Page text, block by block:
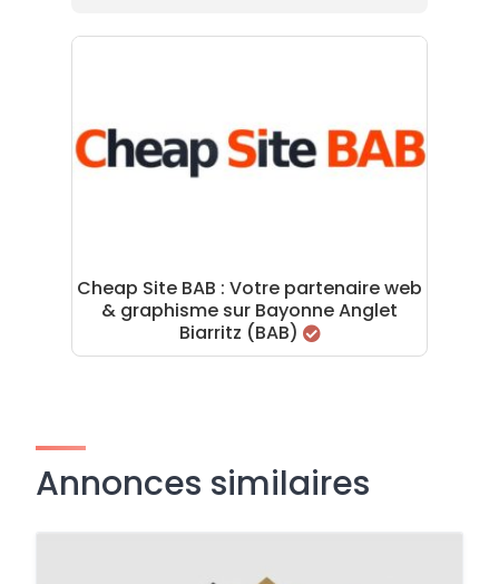
Cheap Site BAB : Votre partenaire web
& graphisme sur Bayonne Anglet
Biarritz (BAB)
Annonces similaires